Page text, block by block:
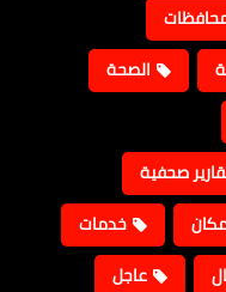
الصحة
صحفية
خدمات
عاجل